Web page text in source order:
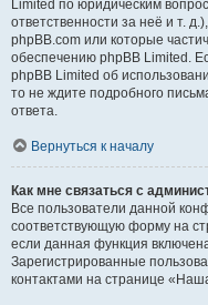
Limited по юридическим
ответственности за неё и т.
phpBB.com или которые
обеспечению phpBB Limited.
phpBB Limited об
то не ждите подробного
ответа.
Вернуться к началу
Как мне связаться с
Все пользователи данной
соответствующую форму на
если данная функция
Зарегистрированные
контактами на странице